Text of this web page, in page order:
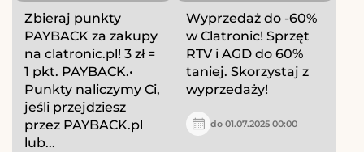
Zbieraj punkty
PAYBACK za zakupy
na clatronic.pl! 3 zł =
1 pkt. PAYBACK.•
Punkty naliczymy Ci,
jeśli przejdziesz
przez PAYBACK.pl
lub...
Wyprzedaż do -60%
w Clatronic! Sprzęt
RTV i AGD do 60%
taniej. Skorzystaj z
wyprzedaży!
do 01.07.2025 00:00